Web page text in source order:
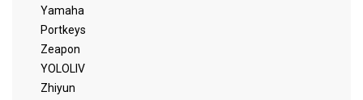
Yamaha
Portkeys
Zeapon
YOLOLIV
Zhiyun